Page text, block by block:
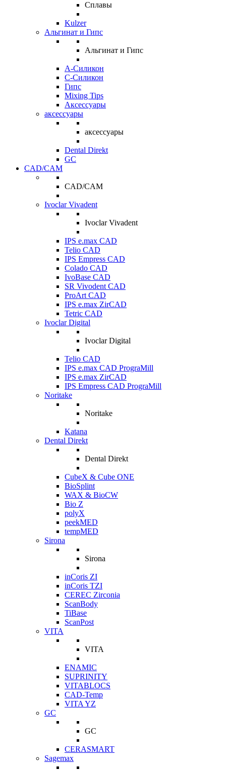
Сплавы
Kulzer
Альгинат и Гипс
Альгинат и Гипс
A-Силикон
C-Силикон
Гипс
Mixing Tips
Аксессуары
аксессуары
аксессуары
Dental Direkt
GC
CAD/CAM
CAD/CAM
Ivoclar Vivadent
Ivoclar Vivadent
IPS e.max CAD
Telio CAD
IPS Empress CAD
Colado CAD
IvoBase CAD
SR Vivodent CAD
ProArt CAD
IPS e.max ZirCAD
Tetric CAD
Ivoclar Digital
Ivoclar Digital
Telio CAD
IPS e.max CAD PrograMill
IPS e.max ZirCAD
IPS Empress CAD PrograMill
Noritake
Noritake
Katana
Dental Direkt
Dental Direkt
CubeX & Cube ONE
BioSplint
WAX & BioCW
Bio Z
polyX
peekMED
tempMED
Sirona
Sirona
inCoris ZI
inCoris TZI
CEREC Zirconia
ScanBody
TiBase
ScanPost
VITA
VITA
ENAMIC
SUPRINITY
VITABLOCS
CAD-Temp
VITA YZ
GC
GC
CERASMART
Sagemax